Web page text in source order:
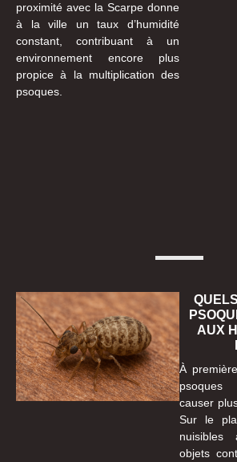
proximité avec la Scarpe donne
à la ville un taux d’humidité
constant, contribuant à un
environnement encore plus
propice à la multiplication des
psoques.
AUX
À
psoques
causer
Sur le
nuisibles
objets